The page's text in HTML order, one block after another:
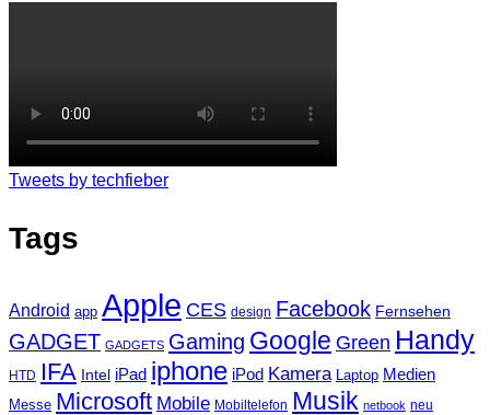
Tweets by techfieber
Tags
Android app Apple CES design Facebook Fernsehen
GADGET GADGETS Gaming Google Green Handy
HTD IFA Intel iPad iphone iPod Kamera Laptop Medien
Messe Microsoft Mobile Mobiltelefon Musik netbook neu